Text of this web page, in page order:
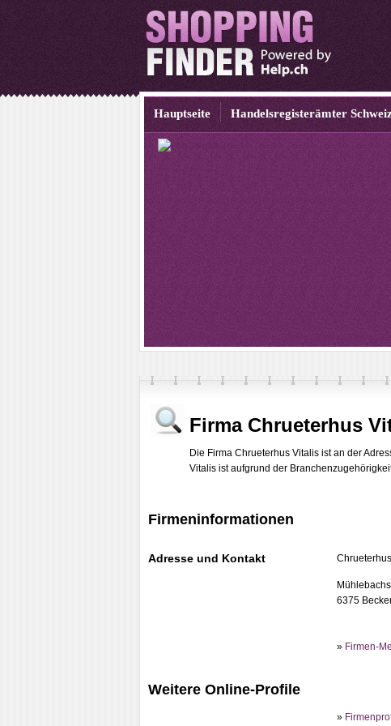
Hauptseite Handelsregisterämter
Firma Chrueterhus
Die Firma Chrueterhus Vitalis ist an der
Vitalis ist aufgrund der
Firmeninformationen
Adresse und Kontakt
6375
» Firmen-
Weitere Online-Profile
»